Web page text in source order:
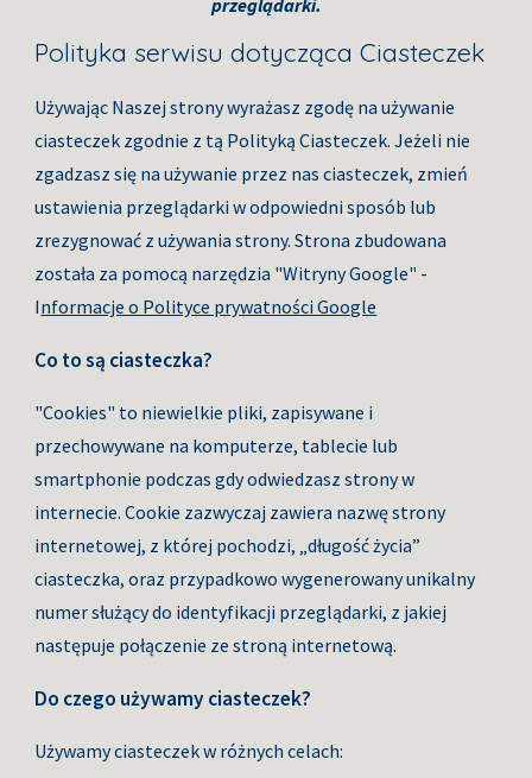
przeglądarki.
Polityka serwisu dotycząca Ciasteczek
Używając Naszej strony wyrażasz zgodę na używanie
ciasteczek zgodnie z tą Polityką Ciasteczek. Jeżeli nie
zgadzasz się na używanie przez nas ciasteczek, zmień
ustawienia przeglądarki w odpowiedni sposób lub
zrezygnować z używania strony. Strona zbudowana
została za pomocą narzędzia "Witryny Google" -
Informacje o Polityce prywatności Google
Co to są ciasteczka?
"Cookies" to niewielkie pliki, zapisywane i
przechowywane na komputerze, tablecie lub
smartphonie podczas gdy odwiedzasz strony w
internecie. Cookie zazwyczaj zawiera nazwę strony
internetowej, z której pochodzi, „długość życia”
ciasteczka, oraz przypadkowo wygenerowany unikalny
numer służący do identyfikacji przeglądarki, z jakiej
następuje połączenie ze stroną internetową.
Do czego używamy ciasteczek?
Używamy ciasteczek w różnych celach: